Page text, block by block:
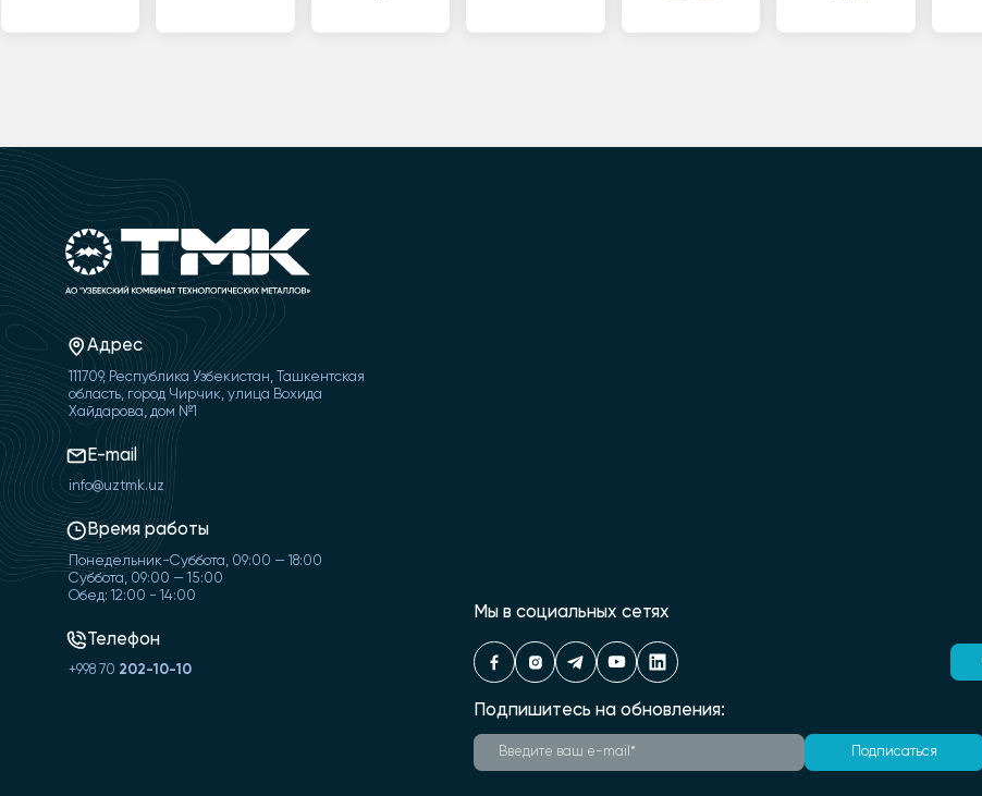
Адрес
111709, Республика Узбекистан, Ташкентская
область, город Чирчик, улица Вохида
Хайдарова, дом №1
E-mail
info@uztmk.uz
Время работы
Понедельник-Суббота, 09:00 — 18:00
Суббота, 09:00 — 15:00
Обед: 12:00 - 14:00
Телефон
+998 70 202-10-10
Мы в социальных сетях
Подпишитесь на обновления:
Подписаться